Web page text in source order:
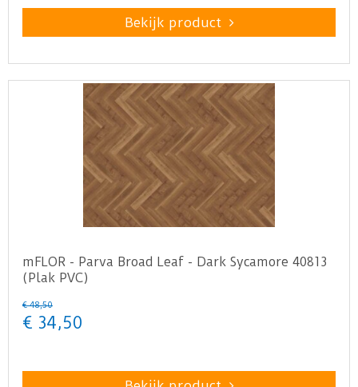
Bekijk product
mFLOR - Parva Broad Leaf - Dark Sycamore 40813
(Plak PVC)
€ 48,50
€ 34,50